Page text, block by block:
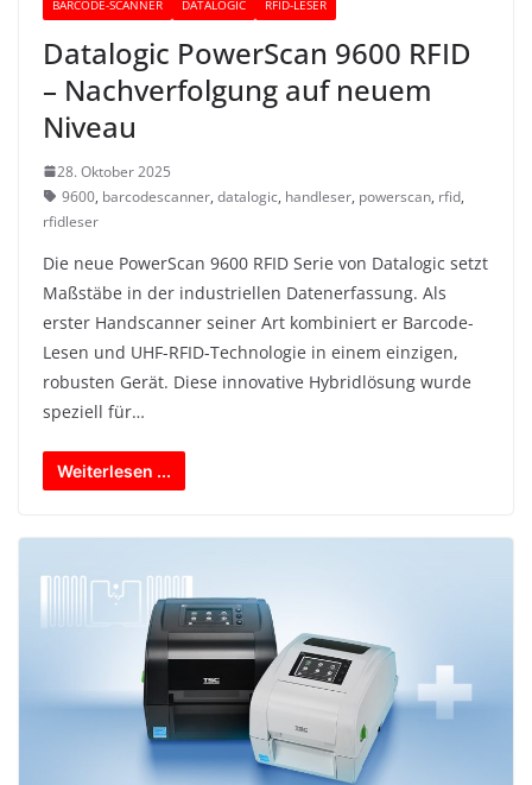
BARCODE-SCANNER DATALOGIC RFID-LESER
Datalogic PowerScan 9600 RFID
– Nachverfolgung auf neuem
Niveau
28. Oktober 2025
9600, barcodescanner, datalogic, handleser, powerscan, rfid,
rfidleser
Die neue PowerScan 9600 RFID Serie von Datalogic setzt
Maßstäbe in der industriellen Datenerfassung. Als
erster Handscanner seiner Art kombiniert er Barcode-
Lesen und UHF-RFID-Technologie in einem einzigen,
robusten Gerät. Diese innovative Hybridlösung wurde
speziell für…
Weiterlesen ...